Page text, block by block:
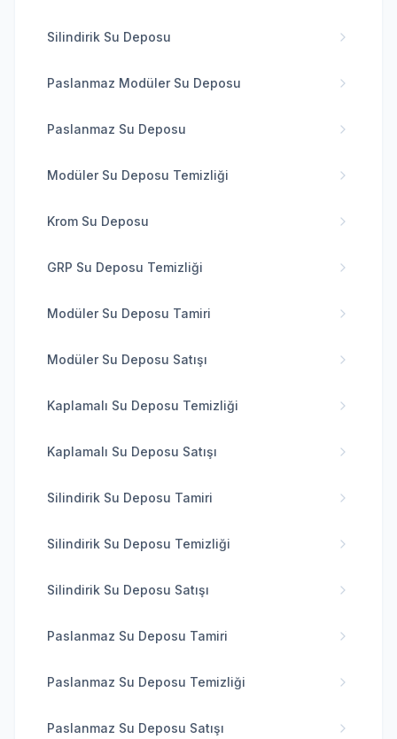
Silindirik Su Deposu
Paslanmaz Modüler Su Deposu
Paslanmaz Su Deposu
Modüler Su Deposu Temizliği
Krom Su Deposu
GRP Su Deposu Temizliği
Modüler Su Deposu Tamiri
Modüler Su Deposu Satışı
Kaplamalı Su Deposu Temizliği
Kaplamalı Su Deposu Satışı
Silindirik Su Deposu Tamiri
Silindirik Su Deposu Temizliği
Silindirik Su Deposu Satışı
Paslanmaz Su Deposu Tamiri
Paslanmaz Su Deposu Temizliği
Paslanmaz Su Deposu Satışı